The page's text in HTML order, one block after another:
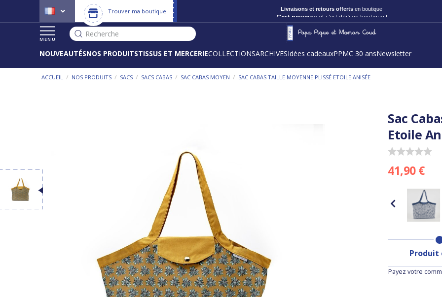
Trouver ma boutique
Livraisons et retours offerts en boutique
C'est nouveau et c'est déjà en boutique !
MENU
Recherche
NOUVEAUTÉSNOS PRODUITSTISSUS ET MERCERIECOLLECTIONSARCHIVESIdées cadeauxPPMC 30 ansNewsletter
ACCUEIL / NOS PRODUITS / SACS / SACS CABAS / SAC CABAS MOYEN / SAC CABAS TAILLE MOYENNE PLISSÉ ETOILE ANISÉE
Sac
Etoile
41,90 €
Produit
Payez votre